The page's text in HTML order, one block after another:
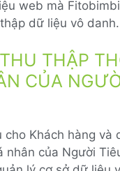
web mà
dữ liệu vô danh.
THẬP
CỦA
cho Khách hàng và
nhân của Người